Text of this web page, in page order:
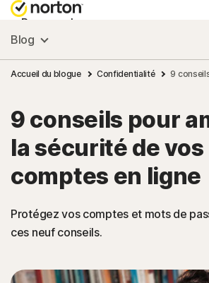
Personnel
Small Business
Ressources
Support
Essayer gratuitement
Blog
Accueil du blogue Confidentialité 9
9 conseils pour
la sécurité de vos
comptes en ligne
Protégez vos comptes et mots de
ces neuf conseils.